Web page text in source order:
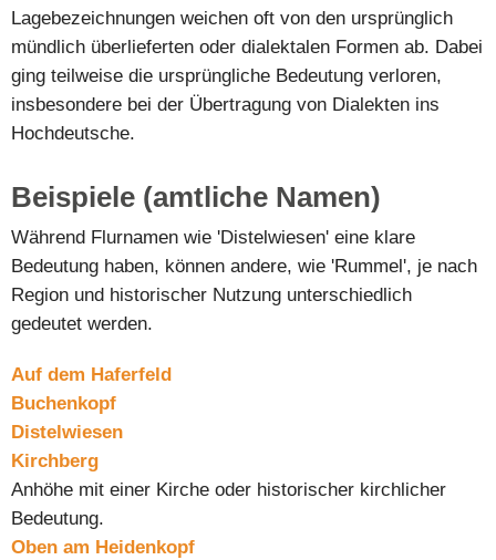
Lagebezeichnungen weichen oft von den ursprünglich
mündlich überlieferten oder dialektalen Formen ab. Dabei
ging teilweise die ursprüngliche Bedeutung verloren,
insbesondere bei der Übertragung von Dialekten ins
Hochdeutsche.
Beispiele (amtliche Namen)
Während Flurnamen wie 'Distelwiesen' eine klare
Bedeutung haben, können andere, wie 'Rummel', je nach
Region und historischer Nutzung unterschiedlich
gedeutet werden.
Auf dem Haferfeld
Buchenkopf
Distelwiesen
Kirchberg
Anhöhe mit einer Kirche oder historischer kirchlicher
Bedeutung.
Oben am Heidenkopf